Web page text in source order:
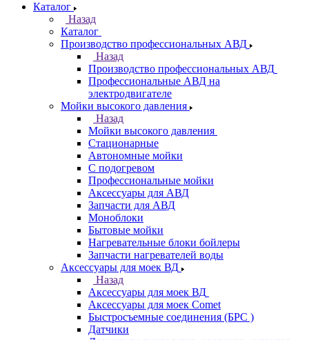
Каталог
Назад
Каталог
Производство профессиональных АВД
Назад
Производство профессиональных АВД
Профессиональные АВД на
электродвигателе
Мойки высокого давления
Назад
Мойки высокого давления
Стационарные
Автономные мойки
С подогревом
Профессиональные мойки
Аксессуары для АВД
Запчасти для АВД
Моноблоки
Бытовые мойки
Нагревательные блоки бойлеры
Запчасти нагревателей воды
Аксессуары для моек ВД
Назад
Аксессуары для моек ВД
Аксессуары для моек Comet
Быстросъемные соединения (БРС )
Датчики